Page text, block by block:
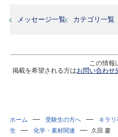
メッセージ一覧 カテゴリ一覧
この情報
掲載を希望される方はお問い合わせ
ホーム 受験生の方へ
キラ
生
化学・素材関連 久田 慶